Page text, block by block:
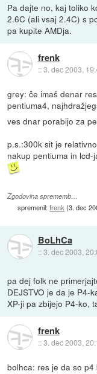
Pa dajte no, kaj toliko
2.6C (ali vsaj 2.4C) s
pa kupite AMDja.
frenk
::3. dec 2003,
grey: če imaš denar
pentiuma4,
ves dnar porabijo za
p.s.:300k sit je
nakup pentiuma in
Zgodovina sprememb…
spremenil:frenk (3. dec
BoLhCa
::3. dec 2003,
pa dej folk ne
DEJSTVO je da je P4-
XP-ji pa zbijejo P4-ko,
frenk
::3. dec 2003,
bolhca: res je da so